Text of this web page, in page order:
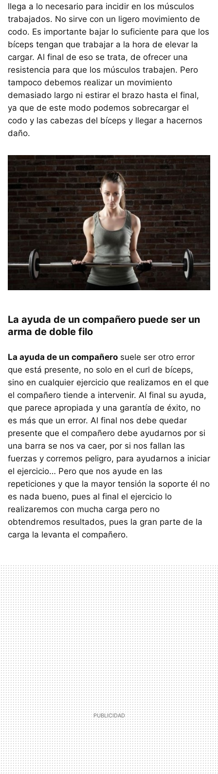
llega a lo necesario para incidir en los músculos
trabajados. No sirve con un ligero movimiento de
codo. Es importante bajar lo suficiente para que los
bíceps tengan que trabajar a la hora de elevar la
cargar. Al final de eso se trata, de ofrecer una
resistencia para que los músculos trabajen. Pero
tampoco debemos realizar un movimiento
demasiado largo ni estirar el brazo hasta el final,
ya que de este modo podemos sobrecargar el
codo y las cabezas del bíceps y llegar a hacernos
daño.
La ayuda de un compañero puede ser un
arma de doble filo
La ayuda de un compañero suele ser otro error
que está presente, no solo en el curl de bíceps,
sino en cualquier ejercicio que realizamos en el que
el compañero tiende a intervenir. Al final su ayuda,
que parece apropiada y una garantía de éxito, no
es más que un error. Al final nos debe quedar
presente que el compañero debe ayudarnos por si
una barra se nos va caer, por si nos fallan las
fuerzas y corremos peligro, para ayudarnos a iniciar
el ejercicio… Pero que nos ayude en las
repeticiones y que la mayor tensión la soporte él no
es nada bueno, pues al final el ejercicio lo
realizaremos con mucha carga pero no
obtendremos resultados, pues la gran parte de la
carga la levanta el compañero.